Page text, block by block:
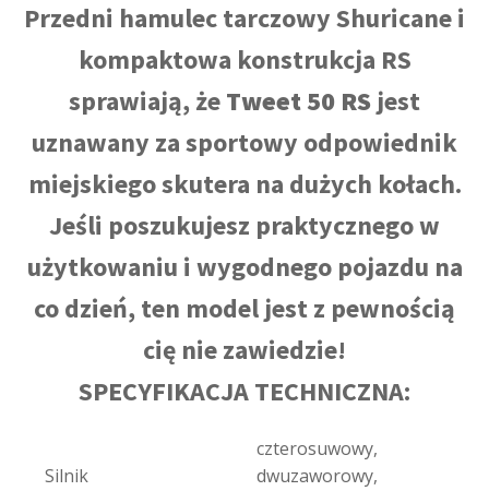
Przedni hamulec tarczowy Shuricane i
kompaktowa konstrukcja RS
sprawiają, żeTweet 50 RS jest
uznawany za sportowy odpowiednik
miejskiego skutera na dużych kołach.
Jeśli poszukujesz praktycznego w
użytkowaniu i wygodnego pojazdu na
co dzień, ten model jest z pewnością
cię nie zawiedzie!
SPECYFIKACJA TECHNICZNA:
Silnik
czterosuwowy,
dwuzaworowy,